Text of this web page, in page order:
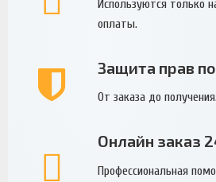
Используются только
оплаты.
Защита прав
От заказа до
Онлайн заказ
Профессиональная